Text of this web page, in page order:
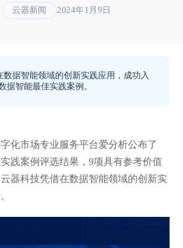
云器新闻 2024年1月9日
数据智能领域的创新实践应用，成功入
据智能最佳实践案例。
化市场专业服务平台爱分析公布了
践案例评选结果，9项具有参考价值
器科技凭借在数据智能领域的创新实